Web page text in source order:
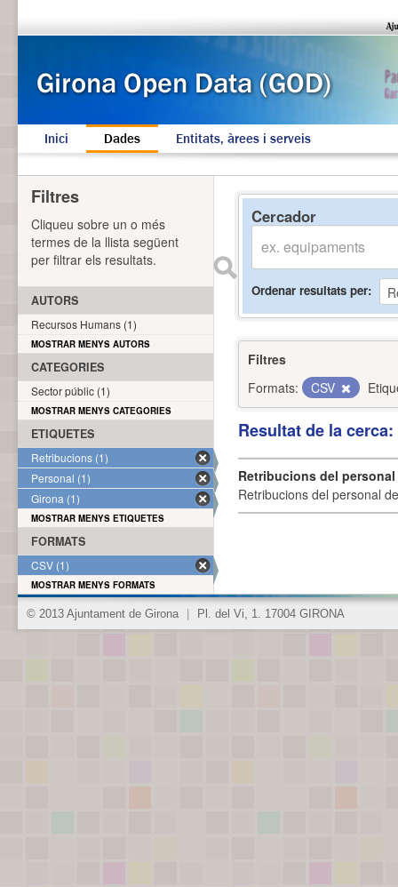
Inici Dades Entitats, àrees i serveis
Cercador
Ordenar resultats per
Filtres
Formats:
CSV
Resultat de la
Retribucions del
Retribucions del personal
Filtres
Cliqueu sobre un o més
termes de la llista següent
per filtrar els resultats.
AUTORS
Recursos Humans (1)
MOSTRAR MENYS AUTORS
CATEGORIES
Sector públic (1)
MOSTRAR MENYS CATEGORIES
ETIQUETES
Retribucions (1)
Personal (1)
Girona (1)
MOSTRAR MENYS ETIQUETES
FORMATS
CSV (1)
MOSTRAR MENYS FORMATS
© 2013 Ajuntament de Girona Pl. del Vi, 1. 17004 GIRONA